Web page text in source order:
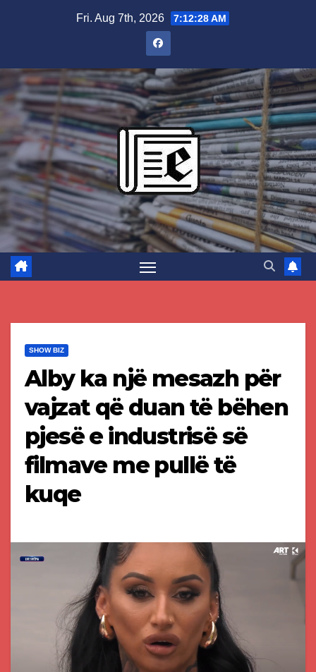
Fri. Aug 7th, 2026 7:12:29 AM
SHOW BIZ
Alby ka një mesazh për
vajzat që duan të bëhen
pjesë e industrisë së
filmave me pullë të
kuqe